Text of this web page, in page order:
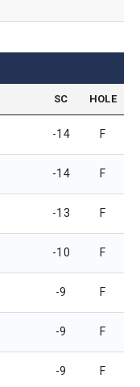
SC HOLE
-14 F
-14 F
-13 F
-10 F
-9 F
-9 F
-9 F